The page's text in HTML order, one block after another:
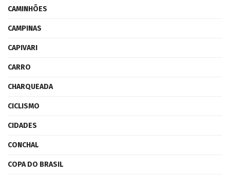
CAMINHÕES
CAMPINAS
CAPIVARI
CARRO
CHARQUEADA
CICLISMO
CIDADES
CONCHAL
COPA DO BRASIL